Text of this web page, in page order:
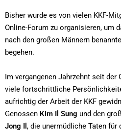
Bisher wurde es von vielen KKF-
Online-Forum zu organisieren, um
nach den großen Männern
begehen.
Im vergangenen Jahrzehnt seit der
viele fortschrittliche
aufrichtig der Arbeit der KKF
Genossen Kim Il Sung und den
Jong Il , die unermüdliche Taten